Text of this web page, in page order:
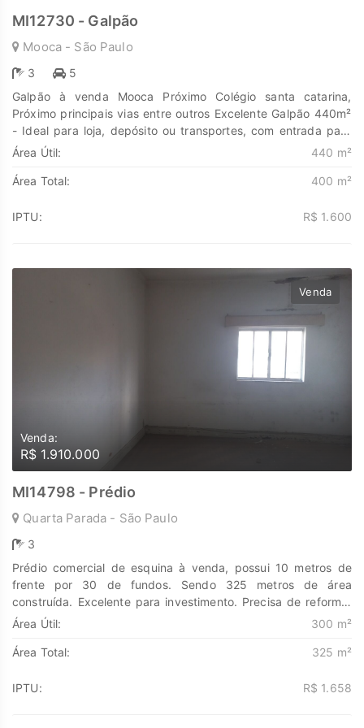
MI12730 - Galpão
Mooca - São Paulo
3
5
Galpão à venda Mooca Próximo Colégio santa catarina,
Próximo principais vias entre outros Excelente Galpão 440m²
- Ideal para loja, depósito ou transportes, com entrada para
caminhões. Apresenta 1 dormitório e banheiro, além de
principais vias e à região central. Agende sua visita. Descubra
investimentos em oportunidades. Na Marengo Imóveis cada
www.marengoimoveis.com.br 11-99203-8087
Área Útil: 440 m²
Área Total: 400 m²
IPTU: R$ 1.600
Venda
Venda:
R$ 1.910.000
MI14798 - Prédio
Quarta Parada - São Paulo
3
Prédio comercial de esquina à venda, possui 10 metros de
frente por 30 de fundos. Sendo 325 metros de área
construída. Excelente para investimento. Precisa de reforma.
Descubra o poder de Transformar seus sonhos em lares e
cada passo é uma nova jornada, confie em nós para encontrar
www.marengoimoveis.com.br 11-99203-8087
Área Útil: 300 m²
Área Total: 325 m²
IPTU: R$ 1.658